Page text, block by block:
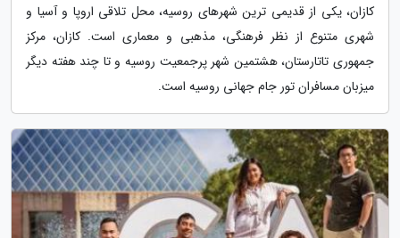
کازان، یکی از قدیمی ترین شهرهای روسیه، محل تلاقی اروپا و آسیا و
شهری متنوع از نظر فرهنگی، مذهبی و معماری است. کازان، مرکز
جمهوری تاتارستان، هشتمین شهر پرجمعیت روسیه و تا چند هفته دیگر
میزبان مسافران تور جام جهانی روسیه است.